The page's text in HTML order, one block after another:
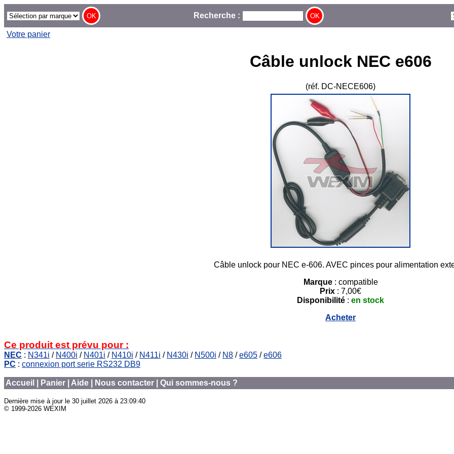
Recherche :
Votre panier
Câble unlock NEC e606
(réf. DC-NECE606)
Câble unlock pour NEC e-606. AVEC pinces pour alimentation
Marque: compatible
Prix : 7,00€
Disponibilité : en stock
Acheter
Ce produit est prévu pour :
NEC : N341i / N400i / N401i / N410i / N411i / N430i / N500i / N8 /e605 /e606
PC : connexion port serie RS232 DB9
Accueil Panier Aide Nous contacter Qui sommes-nous ?
Dernière mise à jour le 30 juillet 2026 à 23:09:40
© 1999-2026 WEXIM